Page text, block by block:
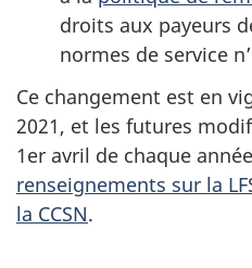
droits aux payeurs
normes de service
Ce changement est en
2021, et les futures
1er avril de chaque
renseignements sur la
la CCSN.